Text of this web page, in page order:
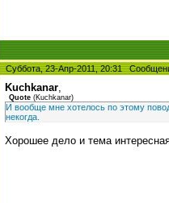
Суббота, 23-Апр-2011, 20:31
Kuchkanar,
Quote (Kuchkanar)
И вообще мне хотелось по этому
некогда.
Хорошее дело и тема